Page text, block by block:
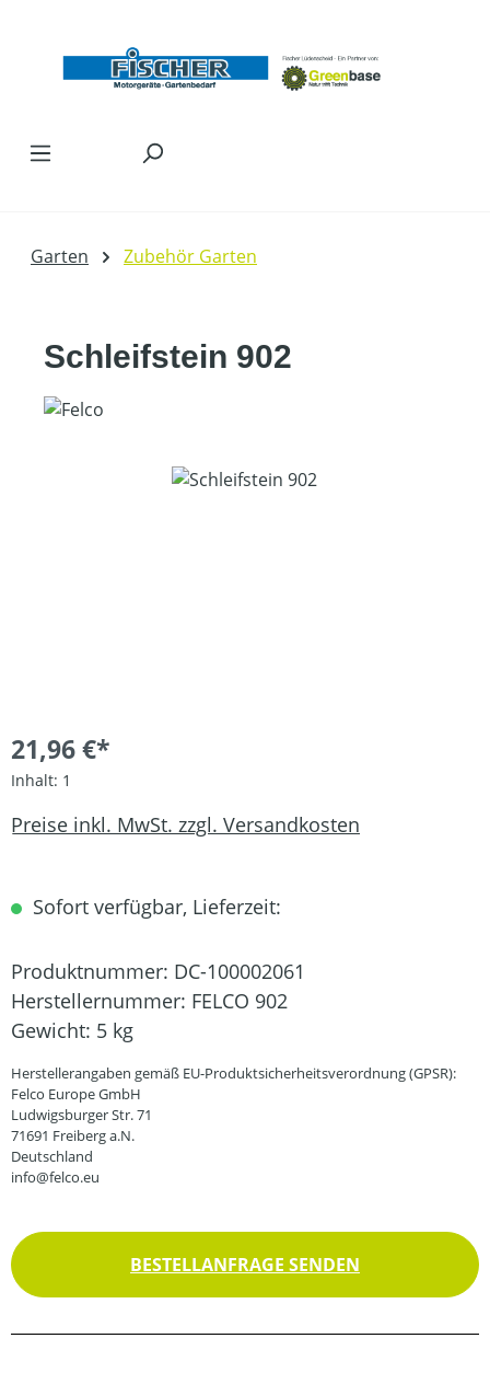
Garten Zubehör Garten
Schleifstein 902
Bildergalerie überspringen
21,96 €*
Inhalt: 1
Preise inkl. MwSt. zzgl. Versandkosten
Sofort verfügbar, Lieferzeit:
Produktnummer: DC-100002061
Herstellernummer: FELCO 902
Gewicht: 5 kg
Herstellerangaben gemäß EU-Produktsicherheitsverordnung (GPSR):
Felco Europe GmbH
Ludwigsburger Str. 71
71691 Freiberg a.N.
Deutschland
info@felco.eu
BESTELLANFRAGE SENDEN